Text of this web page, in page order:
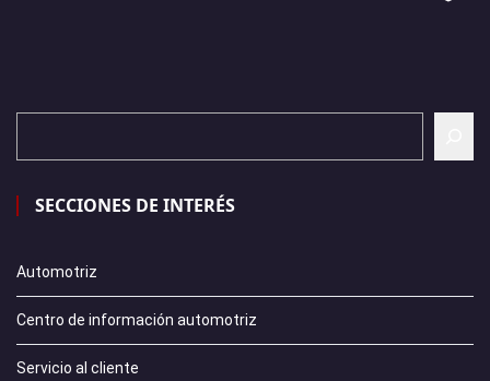
SECCIONES DE INTERÉS
Automotriz
Centro de información automotriz
Servicio al cliente